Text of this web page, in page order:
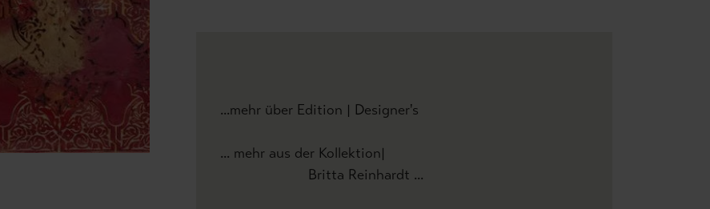
...mehr über Edition | Designer's
... mehr aus der Kollektion|
Britta Reinhardt ...